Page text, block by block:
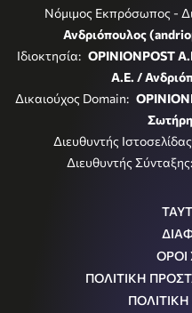
Νόμιμος Εκπρόσωπος -
Ανδριόπουλος
Ιδιοκτησία: OPINIONPOST
Α.Ε. /
Δικαιούχος Domain:
Διευθυντής
Διευθυντής Σύνταξης:
ΠΟΛΙΤΙΚΗ